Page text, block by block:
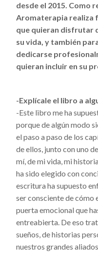
desde el 2015. Como
Aromaterapia realiza
que quieran disfrutar
su vida, y también
dedicarse
quieran incluir en su
-Explícale el libro a
-Este libro me ha
porque de algún modo
el paso a paso de los
de ellos, junto con uno
mí, de mi vida, mi
ha sido elegido con
escritura ha supuesto
ser consciente de cómo
puerta emocional que
entreabierta. De eso
sueños, de historias
nuestros grandes